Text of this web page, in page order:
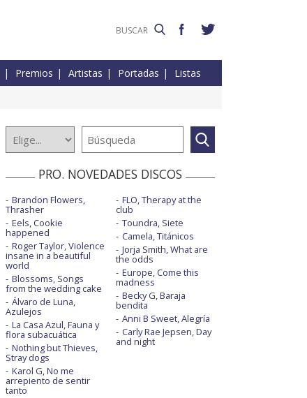
Premios Artistas Portadas Listas
PRO. NOVEDADES DISCOS
Brandon Flowers,
Thrasher
Eels, Cookie
happened
Roger Taylor, Violence
insane in a beautiful
world
Blossoms, Songs
from the wedding cake
Álvaro de Luna,
Azulejos
La Casa Azul, Fauna y
flora subacuática
Nothing but Thieves,
Stray dogs
Karol G, No me
arrepiento de sentir
tanto
FLO, Therapy at the
club
Toundra, Siete
Camela, Titánicos
Jorja Smith, What are
the odds
Europe, Come this
madness
Becky G, Baraja
bendita
Anni B Sweet, Alegría
Carly Rae Jepsen, Day
and night